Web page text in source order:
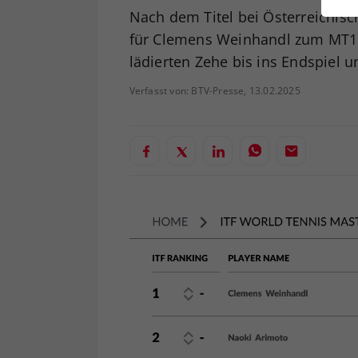
Nach dem Titel bei
für Clemens Weinhandl zum
lädierten Zehe bis ins Endspiel
Verfasst von: BTV-Presse, 13.02.2025